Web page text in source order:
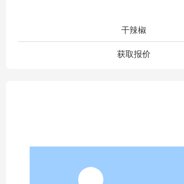
干辣椒
获取报价